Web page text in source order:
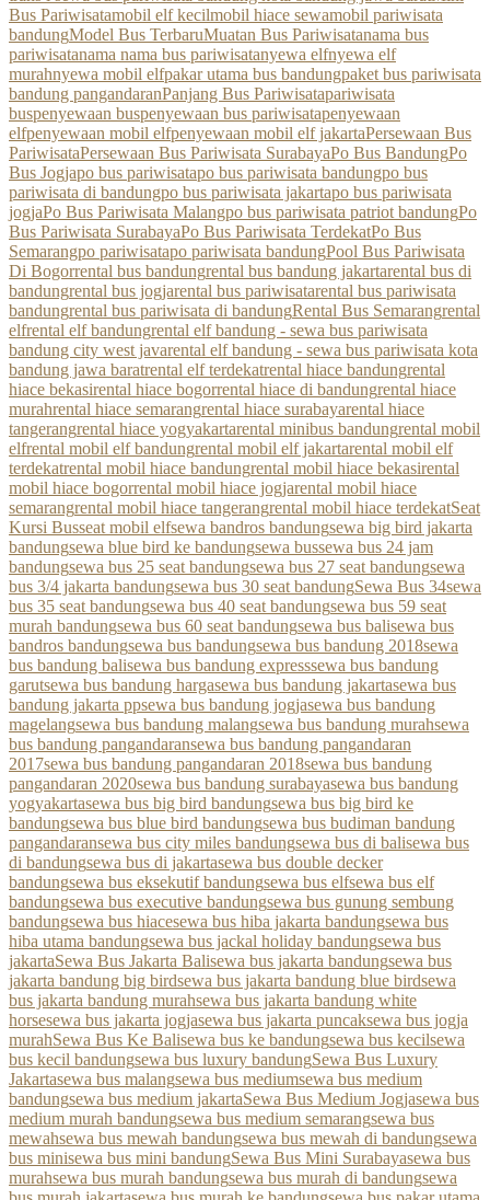
Bus Pariwisatamobil elf kecilmobil hiace sewamobil pariwisata
bandungModel Bus TerbaruMuatan Bus Pariwisatanama bus
pariwisatanama nama bus pariwisatanyewa elfnyewa elf
murahnyewa mobil elfpakar utama bus bandungpaket bus pariwisata
bandung pangandaranPanjang Bus Pariwisatapariwisata
buspenyewaan buspenyewaan bus pariwisatapenyewaan
elfpenyewaan mobil elfpenyewaan mobil elf jakartaPersewaan Bus
PariwisataPersewaan Bus Pariwisata SurabayaPo Bus BandungPo
Bus Jogjapo bus pariwisatapo bus pariwisata bandungpo bus
pariwisata di bandungpo bus pariwisata jakartapo bus pariwisata
jogjaPo Bus Pariwisata Malangpo bus pariwisata patriot bandungPo
Bus Pariwisata SurabayaPo Bus Pariwisata TerdekatPo Bus
Semarangpo pariwisatapo pariwisata bandungPool Bus Pariwisata
Di Bogorrental bus bandungrental bus bandung jakartarental bus di
bandungrental bus jogjarental bus pariwisatarental bus pariwisata
bandungrental bus pariwisata di bandungRental Bus Semarangrental
elfrental elf bandungrental elf bandung - sewa bus pariwisata
bandung city west javarental elf bandung - sewa bus pariwisata kota
bandung jawa baratrental elf terdekatrental hiace bandungrental
hiace bekasirental hiace bogorrental hiace di bandungrental hiace
murahrental hiace semarangrental hiace surabayarental hiace
tangerangrental hiace yogyakartarental minibus bandungrental mobil
elfrental mobil elf bandungrental mobil elf jakartarental mobil elf
terdekatrental mobil hiace bandungrental mobil hiace bekasirental
mobil hiace bogorrental mobil hiace jogjarental mobil hiace
semarangrental mobil hiace tangerangrental mobil hiace terdekatSeat
Kursi Busseat mobil elfsewa bandros bandungsewa big bird jakarta
bandungsewa blue bird ke bandungsewa bussewa bus 24 jam
bandungsewa bus 25 seat bandungsewa bus 27 seat bandungsewa
bus 3/4 jakarta bandungsewa bus 30 seat bandungSewa Bus 34sewa
bus 35 seat bandungsewa bus 40 seat bandungsewa bus 59 seat
murah bandungsewa bus 60 seat bandungsewa bus balisewa bus
bandros bandungsewa bus bandungsewa bus bandung 2018sewa
bus bandung balisewa bus bandung expresssewa bus bandung
garutsewa bus bandung hargasewa bus bandung jakartasewa bus
bandung jakarta ppsewa bus bandung jogjasewa bus bandung
magelangsewa bus bandung malangsewa bus bandung murahsewa
bus bandung pangandaransewa bus bandung pangandaran
2017sewa bus bandung pangandaran 2018sewa bus bandung
pangandaran 2020sewa bus bandung surabayasewa bus bandung
yogyakartasewa bus big bird bandungsewa bus big bird ke
bandungsewa bus blue bird bandungsewa bus budiman bandung
pangandaransewa bus city miles bandungsewa bus di balisewa bus
di bandungsewa bus di jakartasewa bus double decker
bandungsewa bus eksekutif bandungsewa bus elfsewa bus elf
bandungsewa bus executive bandungsewa bus gunung sembung
bandungsewa bus hiacesewa bus hiba jakarta bandungsewa bus
hiba utama bandungsewa bus jackal holiday bandungsewa bus
jakartaSewa Bus Jakarta Balisewa bus jakarta bandungsewa bus
jakarta bandung big birdsewa bus jakarta bandung blue birdsewa
bus jakarta bandung murahsewa bus jakarta bandung white
horsesewa bus jakarta jogjasewa bus jakarta puncaksewa bus jogja
murahSewa Bus Ke Balisewa bus ke bandungsewa bus kecilsewa
bus kecil bandungsewa bus luxury bandungSewa Bus Luxury
Jakartasewa bus malangsewa bus mediumsewa bus medium
bandungsewa bus medium jakartaSewa Bus Medium Jogjasewa bus
medium murah bandungsewa bus medium semarangsewa bus
mewahsewa bus mewah bandungsewa bus mewah di bandungsewa
bus minisewa bus mini bandungSewa Bus Mini Surabayasewa bus
murahsewa bus murah bandungsewa bus murah di bandungsewa